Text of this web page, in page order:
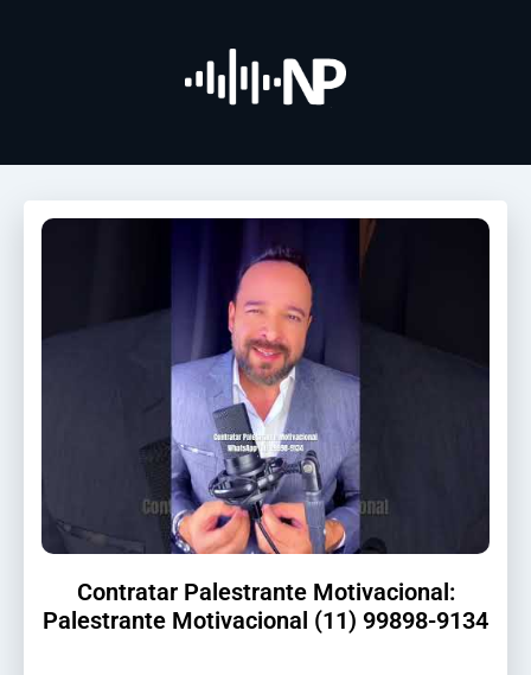
Contratar Palestrante Motivacional:
Palestrante Motivacional (11) 99898-9134